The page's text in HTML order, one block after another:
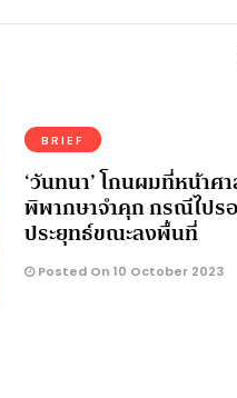
BRIEF
‘วันทนา’ โกนผมที่หน้าศ
พิพากษาจำคุก กรณีไปร
ประยุทธ์ขณะลงพื้นที่
Posted On 10 October 2023